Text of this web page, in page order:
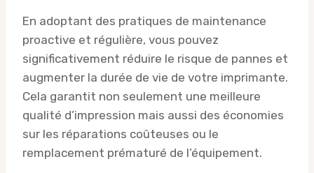
En adoptant des pratiques de maintenance
proactive et régulière, vous pouvez
significativement réduire le risque de pannes et
augmenter la durée de vie de votre imprimante.
Cela garantit non seulement une meilleure
qualité d’impression mais aussi des économies
sur les réparations coûteuses ou le
remplacement prématuré de l’équipement.